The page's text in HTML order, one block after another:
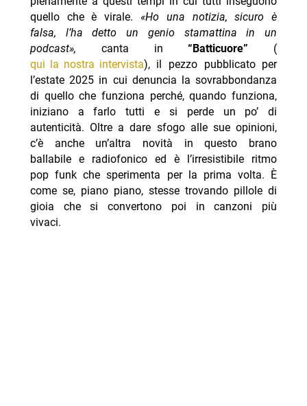
quello che è virale. «Ho una notizia, sicuro è
falsa, l’ha detto un genio stamattina in un
podcast», canta in“Batticuore” (
qui la nostra intervista), il pezzo pubblicato per
l’estate 2025 in cui denuncia la sovrabbondanza
di quello che funziona perché, quando funziona,
iniziano a farlo tutti e si perde un po’ di
autenticità. Oltre a dare sfogo alle sue opinioni,
c’è anche un’altra novità in questo brano
ballabile e radiofonico ed è l’irresistibile ritmo
pop funk che sperimenta per la prima volta. È
come se, piano piano, stesse trovando pillole di
gioia che si convertono poi in canzoni più
vivaci.